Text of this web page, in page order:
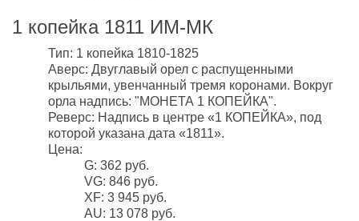
1 копейка 1811 ИМ-МК
Тип: 1 копейка 1810-1825
Аверс: Двуглавый орел с распущенными
крыльями, увенчанный тремя коронами. Вокруг
орла надпись: "МОНЕТА 1 КОПЕЙКА".
Реверс: Надпись в центре «1 КОПЕЙКА», под
которой указана дата «1811».
Цена:
G: 362 руб.
VG: 846 руб.
XF: 3 945 руб.
AU: 13 078 руб.